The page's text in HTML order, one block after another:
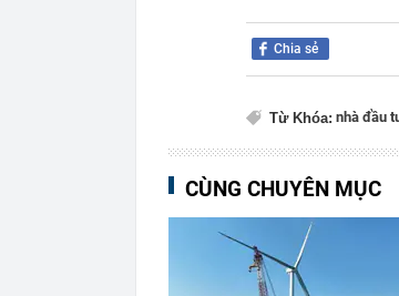
Chia sẻ
Từ Khóa: nhà đầu
CÙNG CHUYÊN MỤC